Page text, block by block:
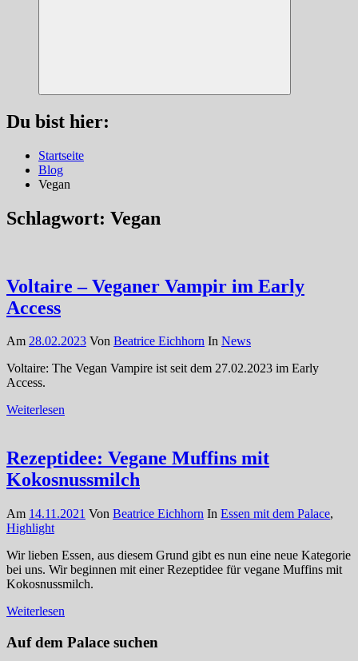
Suchen
Du bist hier:
Startseite
Blog
Vegan
Schlagwort: Vegan
Voltaire – Veganer Vampir im Early
Access
Am 28.02.2023 Von Beatrice Eichhorn In News
Voltaire: The Vegan Vampire ist seit dem 27.02.2023 im Early
Access.
Weiterlesen
Rezeptidee: Vegane Muffins mit
Kokosnussmilch
Am 14.11.2021 Von Beatrice Eichhorn In Essen mit dem Palace,
Highlight
Wir lieben Essen, aus diesem Grund gibt es nun eine neue Kategorie
bei uns. Wir beginnen mit einer Rezeptidee für vegane Muffins mit
Kokosnussmilch.
Weiterlesen
Auf dem Palace suchen